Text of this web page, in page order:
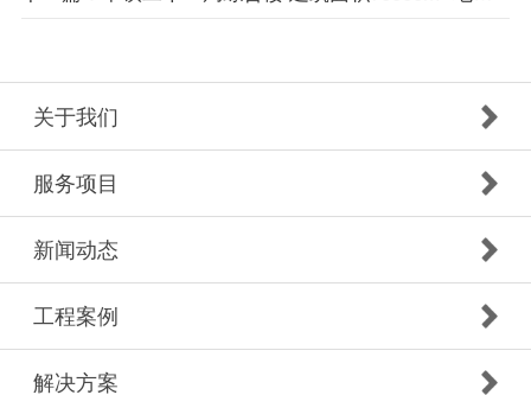
关于我们
服务项目
新闻动态
工程案例
解决方案